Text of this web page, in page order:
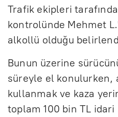
Trafik ekipleri
kontrolünde Mehmet
alkollü olduğu
Bunun üzerine
süreyle el konulurken,
kullanmak ve kaza
toplam 100 bin TL idari